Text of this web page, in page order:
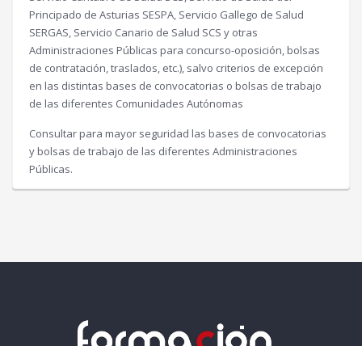
Principado de Asturias SESPA, Servicio Gallego de Salud
SERGAS, Servicio Canario de Salud SCS y otras
Administraciones Públicas para concurso-oposición, bolsas
de contratación, traslados, etc.), salvo criterios de excepción
en las distintas bases de convocatorias o bolsas de trabajo
de las diferentes Comunidades Autónomas
Consultar para mayor seguridad las bases de convocatorias
y bolsas de trabajo de las diferentes Administraciones
Públicas.